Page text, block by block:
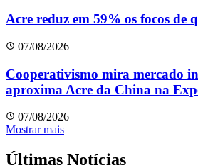
Acre reduz em 59% os focos de
07/08/2026
Cooperativismo mira mercado
aproxima Acre da China na
07/08/2026
Mostrar mais
Últimas Notícias